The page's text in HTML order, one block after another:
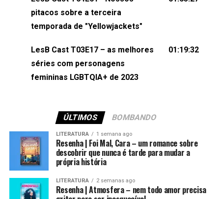
(⁠⁠⁠⁠@brunarfentanes⁠⁠⁠⁠) e Pollyelly FlorêncioEdição de
Naiady Machado
pitacos sobre a terceira
temporada de "Yellowjackets"
LesB Cast T03E17 – as melhores
séries com personagens
femininas LGBTQIA+ de 2023
01:19:32
ÚLTIMOS BOMBANDO
LITERATURA 1 semana ago
Resenha | Foi Mal, Cara – um romance sobre
descobrir que nunca é tarde para mudar a
própria história
LITERATURA 2 semanas ago
Resenha | Atmosfera – nem todo amor precisa